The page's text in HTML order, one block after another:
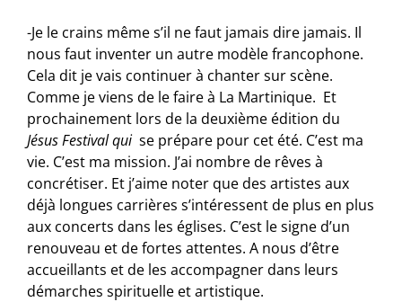
-Je le crains même s’il ne faut jamais dire jamais. Il
nous faut inventer un autre modèle francophone.
Cela dit je vais continuer à chanter sur scène.
Comme je viens de le faire à La Martinique. Et
prochainement lors de la deuxième édition du
Jésus Festival qui se prépare pour cet été. C’est ma
vie. C’est ma mission. J’ai nombre de rêves à
concrétiser. Et j’aime noter que des artistes aux
déjà longues carrières s’intéressent de plus en plus
aux concerts dans les églises. C’est le signe d’un
renouveau et de fortes attentes. A nous d’être
accueillants et de les accompagner dans leurs
démarches spirituelle et artistique.